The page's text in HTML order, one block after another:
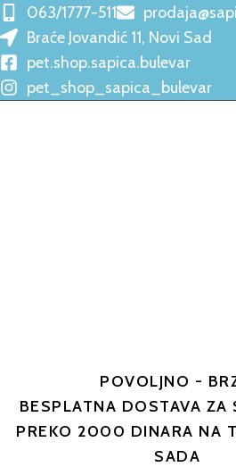
063/1777-511
Braće Jovandić 11, Novi Sad
pet.shop.sapica.bulevar
pet_shop_sapica_bulevar
POVOLJNO -
BESPLATNA DOSTAVA ZA
PREKO 2000 DINARA NA
SADA